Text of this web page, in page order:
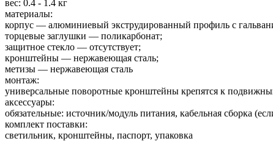
вес: 0.4 - 1.4 кг
материалы:
корпус — алюминиевый экструдированный профиль с
торцевые заглушки — поликарбонат;
защитное стекло — отсутствует;
кронштейны — нержавеющая сталь;
метизы — нержавеющая сталь
монтаж:
универсальные поворотные кронштейны крепятся к
аксессуары:
обязательные: источник/модуль питания, кабельная сборка
комплект поставки:
светильник, кронштейны, паспорт, упаковка